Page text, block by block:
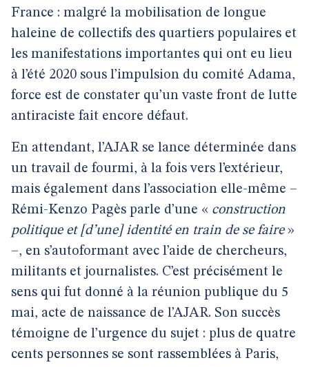
France : malgré la mobilisation de longue
haleine de collectifs des quartiers populaires et
les manifestations importantes qui ont eu lieu
à l’été 2020 sous l’impulsion du comité Adama,
force est de constater qu’un vaste front de lutte
antiraciste fait encore défaut.
En attendant, l’AJAR se lance déterminée dans
un travail de fourmi, à la fois vers l’extérieur,
mais également dans l’association elle-même –
Rémi-Kenzo Pagès parle d’une « construction
politique et [d’une] identité en train de se faire»
–, en s’autoformant avec l’aide de chercheurs,
militants et journalistes. C’est précisément le
sens qui fut donné à la réunion publique du 5
mai, acte de naissance de l’AJAR. Son succès
témoigne de l’urgence du sujet : plus de quatre
cents personnes se sont rassemblées à Paris,